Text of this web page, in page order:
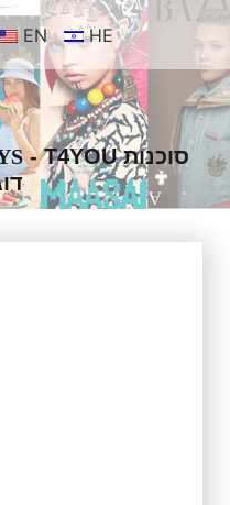
EN HE
- T4YOU סוכנות